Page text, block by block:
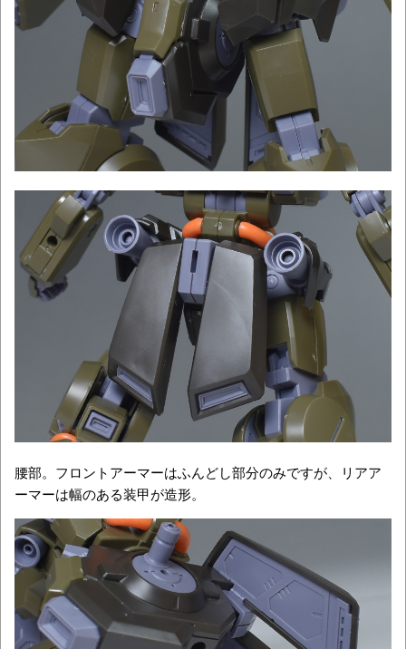
腰部。フロントアーマーはふんどし部分のみですが、リアア
ーマーは幅のある装甲が造形。